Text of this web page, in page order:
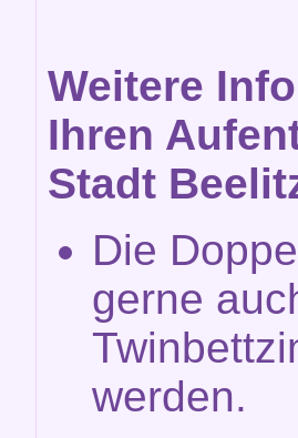
Weitere
Ihren
Stadt
Die
gerne
werden.